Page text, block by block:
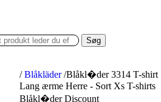
Søg
/ Blåkläder /Blåkl�der 3314 T-shirt
Lang ærme Herre - Sort Xs T-shirts
Blåkl�der Discount